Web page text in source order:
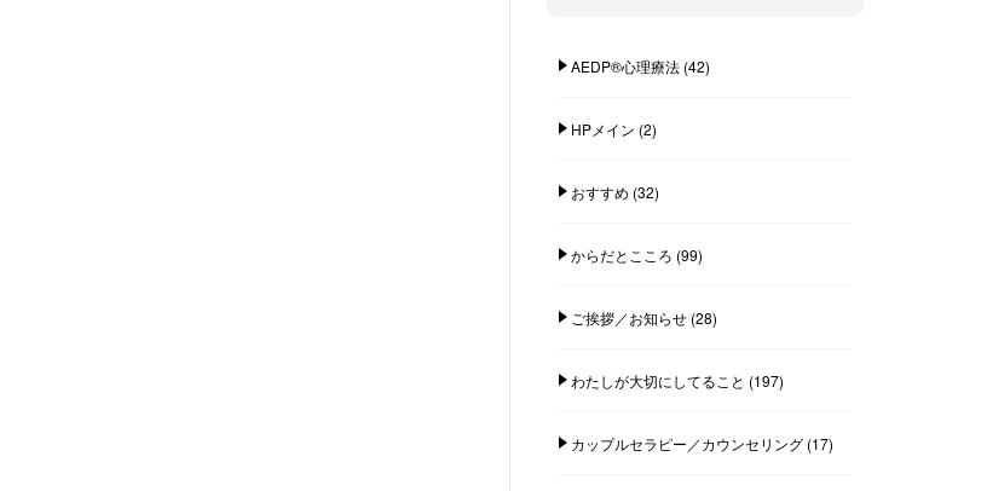
AEDP®︎心理療法(42)
HPメイン (2)
おすすめ (32)
からだとこころ (99)
ご挨拶／お知らせ(28)
わたしが大切にしてること (197)
カップルセラピー／カウンセリング(17)